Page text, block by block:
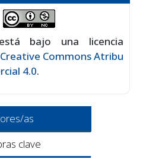
bajo una licencia
Creative Commons Atribu
4.0.
as
clave